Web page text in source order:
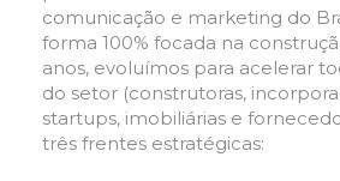
comunicação e marketing do
forma 100% focada na
anos, evoluímos para acelerar
do setor (construtoras,
startups, imobiliárias e
três frentes estratégicas: